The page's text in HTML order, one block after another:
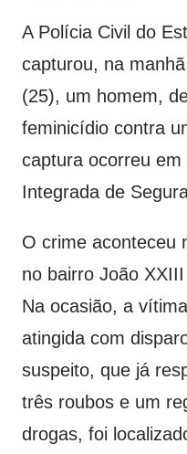
A Polícia Civil do
capturou, na
(25), um homem,
feminicídio contra
captura ocorreu
Integrada de
O crime aconteceu
no bairro João
Na ocasião, a
atingida com
suspeito, que já
três roubos e um
drogas, foi